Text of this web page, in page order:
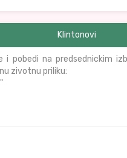
Klintonovi
i pobedi na predsednickim
zivotnu priliku: